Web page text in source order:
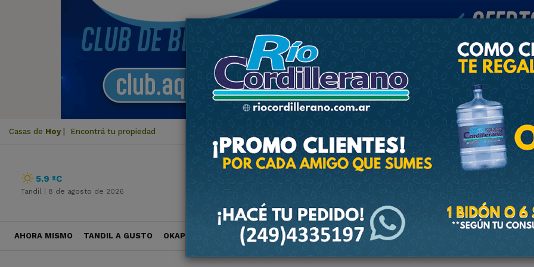
Casas de Hoy Encontrá tu propiedad
5.9 ºC
Tandil | 8 de agosto de 2026
AHORA MISMO TANDIL A GUSTO OKAPI VIAJES POLÍTICA POLICIALES DEPORTES SOCIEDAD NACIONALES